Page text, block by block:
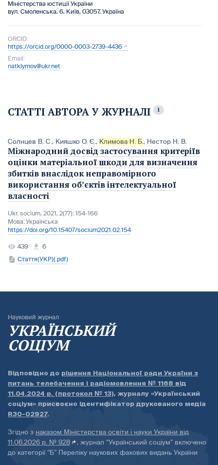
Міністерства юстиції України
вул. Смоленська, 6, Київ, 03057, Україна
ORCID:
https://orcid.org/0000-0003-2739-4436
Email:
natklymov@ukr.net
СТАТТІ АВТОРА У ЖУРНАЛІ 1
Солнцев В. С. , Кияшко О. Є. , Климова Н. Б. , Нестор Н. В.
Міжнародний досвід застосування критеріїв
оцінки матеріальної шкоди для визначення
збитків внаслідок неправомірного
використання об’єктів інтелектуальної
власності
Ukr. socìum, 2021, 2(77): 154-166
Мова:Українська
https://doi.org/10.15407/socium2021.02.154
439
6
Стаття(УКР)(.pdf)
Науковий журнал
УКРАЇНСЬКИЙ
СОЦІУМ
Відповідно до рішення Національної ради України з
питань телебачення і радіомовлення № 1168 від
11.04.2024 р. (протокол № 13), журналу «Український
соціум» присвоєно ідентифікатор друкованого медіа
R30-02927.
Згідно з наказом Міністерства освіти і науки України від
11.06.2026 р. № 928
, журнал “Український соціум” включено
до категорії “Б” Переліку наукових фахових видань України